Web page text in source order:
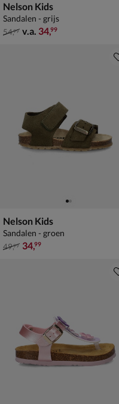
Nelson Kids
Sandalen - grijs
van € 54,99 vanaf € 34,99
54,99 v.a. 34,99
Nelson Kids
Sandalen - groen
van € 49,99 voor € 34,99
49,99 34,99